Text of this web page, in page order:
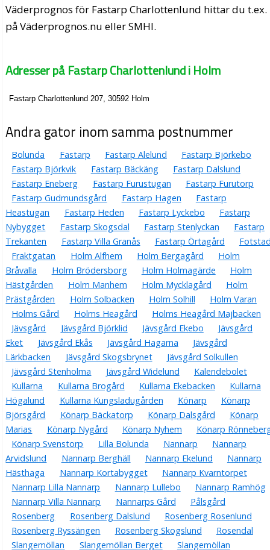
Väderprognos för Fastarp Charlottenlund hittar du t.ex.
på Väderprognos.nu eller SMHI.
Adresser på Fastarp Charlottenlund i Holm
Fastarp Charlottenlund 207, 30592 Holm
Andra gator inom samma postnummer
Bolunda Fastarp Fastarp Alelund
Fastarp Björkebo
Fastarp Björkvik
Fastarp Bäckäng
Fastarp Dalslund
Fastarp Eneberg
Fastarp Furustugan
Fastarp Furutorp
Fastarp Gudmundsgård
Fastarp Hagen
Fastarp
Heastugan
Fastarp Heden Fastarp Lyckebo
Fastarp
Nybygget
Fastarp Skogsdal Fastarp Stenlyckan
Fastarp
Trekanten
Fastarp Villa Granås Fastarp Örtagård
Fraktgatan
Holm Alfhem Holm Bergagård
Holm
Bråvalla
Holm Brödersborg Holm Holmagärde
Holm
Hästgården
Holm Manhem Holm Mycklagård
Holm
Prästgården
Holm Solbacken Holm Solhill
Holm Varan
Holms Gård
Holms Heagård
Holms Heagård Majbacken
Jävsgård
Jävsgård Björklid Jävsgård Ekebo
Jävsgård
Eket
Jävsgård Ekås Jävsgård Hagarna
Jävsgård
Lärkbacken
Jävsgård Skogsbrynet
Jävsgård Solkullen
Jävsgård Stenholma
Jävsgård Widelund
Kalendebolet
Kullarna
Kullarna Brogård Kullarna Ekebacken
Kullarna
Högalund
Kullarna Kungsladugården Könarp
Könarp
Björsgård
Könarp Bäckatorp Könarp Dalsgård
Könarp
Marias
Könarp Nygård Könarp Nyhem
Könarp
Könarp Svenstorp
Lilla Bolunda Nannarp
Nannarp
Arvidslund
Nannarp Berghäll Nannarp Ekelund
Nannarp
Hästhaga
Nannarp Kortabygget
Nannarp Kvarntorpet
Nannarp Lilla Nannarp
Nannarp Lullebo
Nannarp Ramhög
Nannarp Villa Nannarp
Nannarps Gård
Pålsgård
Rosenberg
Rosenberg Dalslund
Rosenberg Rosenlund
Rosenberg Ryssängen
Rosenberg Skogslund
Rosendal
Slangemöllan
Slangemöllan Berget Slangemöllan